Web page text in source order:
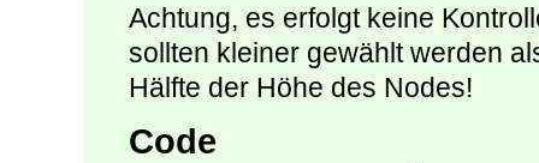
Achtung, es erfolgt keine
sollten kleiner gewählt werden
Hälfte der Höhe des Nodes!
Code